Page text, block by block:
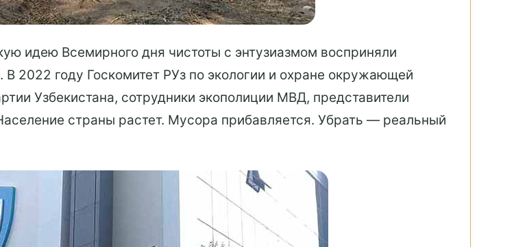
идею Всемирного дня чистоты с энтузиазмом восприняли
2022 году Госкомитет РУз по экологии и охране окружающей
Узбекистана, сотрудники экополиции МВД, представители
страны растет. Мусора прибавляется. Убрать — реальный